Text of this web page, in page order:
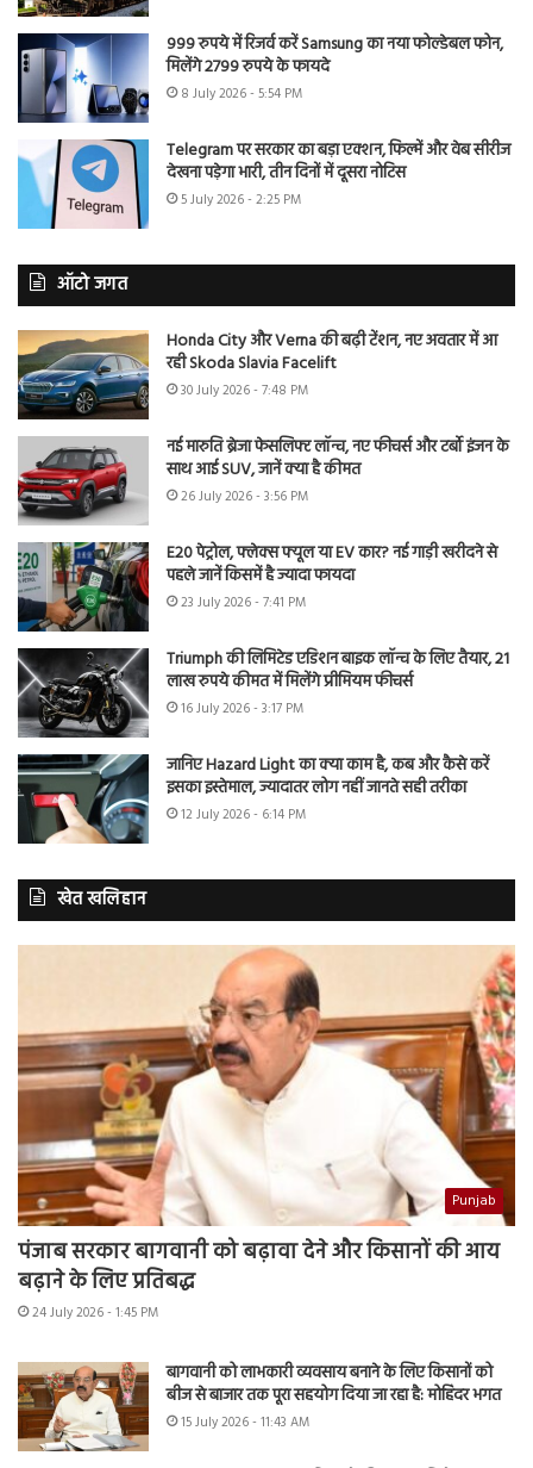
999 रुपये में रिजर्व करें Samsung का नया फोल्डेबल फोन,
मिलेंगे 2799 रुपये के फायदे
8 July 2026 - 5:54 PM
Telegram पर सरकार का बड़ा एक्शन, फिल्में और वेब सीरीज
देखना पड़ेगा भारी, तीन दिनों में दूसरा नोटिस
5 July 2026 - 2:25 PM
ऑटो जगत
Honda City और Verna की बढ़ी टेंशन, नए अवतार में आ
रही Skoda Slavia Facelift
30 July 2026 - 7:48 PM
नई मारुति ब्रेजा फेसलिफ्ट लॉन्च, नए फीचर्स और टर्बो इंजन के
साथ आई SUV, जानें क्या है कीमत
26 July 2026 - 3:56 PM
E20 पेट्रोल, फ्लेक्स फ्यूल या EV कार? नई गाड़ी खरीदने से
पहले जानें किसमें है ज्यादा फायदा
23 July 2026 - 7:41 PM
Triumph की लिमिटेड एडिशन बाइक लॉन्च के लिए तैयार, 21
लाख रुपये कीमत में मिलेंगे प्रीमियम फीचर्स
16 July 2026 - 3:17 PM
जानिए Hazard Light का क्या काम है, कब और कैसे करें
इसका इस्तेमाल, ज्यादातर लोग नहीं जानते सही तरीका
12 July 2026 - 6:14 PM
खेत खलिहान
Punjab
पंजाब सरकार बागवानी को बढ़ावा देने और किसानों की आय
बढ़ाने के लिए प्रतिबद्ध
24 July 2026 - 1:45 PM
बागवानी को लाभकारी व्यवसाय बनाने के लिए किसानों को
बीज से बाजार तक पूरा सहयोग दिया जा रहा है: मोहिंदर भगत
15 July 2026 - 11:43 AM